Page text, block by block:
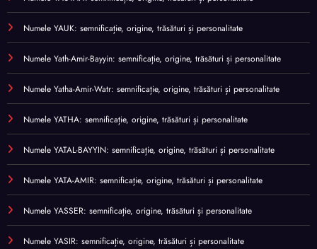
Numele YAUK: semnificație, origine, trăsături și personalitate
Numele Yath-Amir-Bayyin: semnificație, origine, trăsături și personalitate
Numele Yatha-Amir-Watr: semnificație, origine, trăsături și personalitate
Numele YATHA: semnificație, origine, trăsături și personalitate
Numele YATAL-BAYYIN: semnificație, origine, trăsături și personalitate
Numele YATA-AMIR: semnificație, origine, trăsături și personalitate
Numele YASSER: semnificație, origine, trăsături și personalitate
Numele YASIR: semnificație, origine, trăsături și personalitate